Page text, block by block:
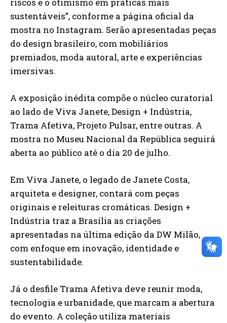
sustentáveis”, conforme a página oficial da
mostra no Instagram. Serão apresentadas peças
do design brasileiro, com mobiliários
premiados, moda autoral, arte e experiências
imersivas.
A exposição inédita compõe o núcleo curatorial
ao lado de Viva Janete, Design + Indústria,
Trama Afetiva, Projeto Pulsar, entre outras. A
mostra no Museu Nacional da República seguirá
aberta ao público até o dia 20 de julho.
Em Viva Janete, o legado de Janete Costa,
arquiteta e designer, contará com peças
originais e releituras cromáticas. Design +
Indústria traz a Brasília as criações
apresentadas na última edição da DW Milão,
com enfoque em inovação, identidade e
sustentabilidade.
Já o desfile Trama Afetiva deve reunir moda,
tecnologia e urbanidade, que marcam a abertura
do evento. A coleção utiliza materiais